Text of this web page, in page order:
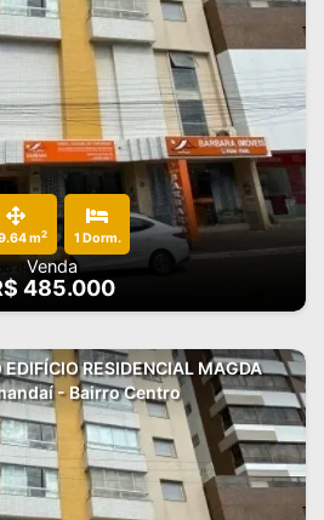
m2 1 Dorm.
Venda
485.000
RESIDENCIAL MAGDA
- Bairro Centro